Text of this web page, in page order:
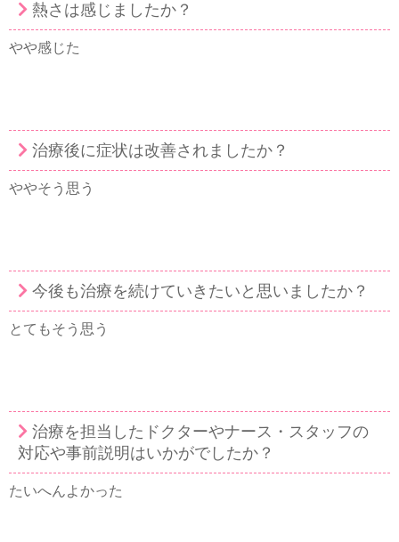
熱さは感じましたか？
やや感じた
治療後に症状は改善されましたか？
ややそう思う
今後も治療を続けていきたいと思いましたか？
とてもそう思う
治療を担当したドクターやナース・スタッフの
対応や事前説明はいかがでしたか？
たいへんよかった